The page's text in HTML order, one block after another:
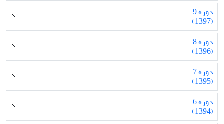
دوره 9
(1397)
دوره 8
(1396)
دوره 7
(1395)
دوره 6
(1394)